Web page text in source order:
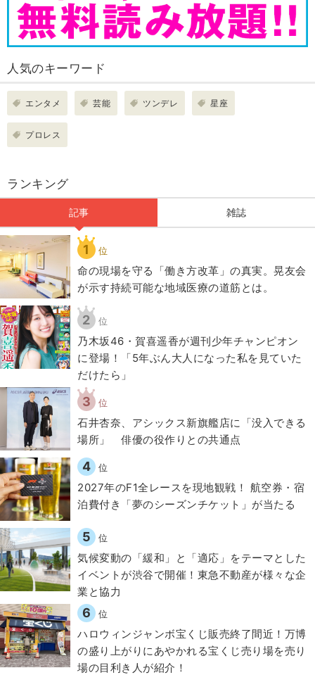
人気のキーワード
エンタメ 芸能 ツンデレ 星座
プロレス
ランキング
記事 雑誌
1 位
​命の現場を守る「働き方改革」の真実。晃友会
が示す持続可能な地域医療の道筋とは。
2 位
乃木坂46・賀喜遥香が週刊少年チャンピオン
に登場！「5年ぶん大人になった私を見ていた
だけたら」
3 位
石井杏奈、アシックス新旗艦店に「没入できる
場所」 俳優の役作りとの共通点
4 位
2027年のF1全レースを現地観戦！ 航空券・宿
泊費付き「夢のシーズンチケット」が当たる
5 位
気候変動の「緩和」と「適応」をテーマとした
イベントが渋谷で開催！東急不動産が様々な企
業と協力
6 位
ハロウィンジャンボ宝くじ販売終了間近！万博
の盛り上がりにあやかれる宝くじ売り場を売り
場の目利き人が紹介！